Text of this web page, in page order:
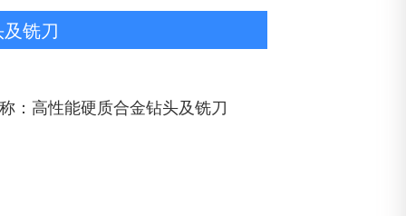
铣刀
：高性能硬质合金钻头及铣刀